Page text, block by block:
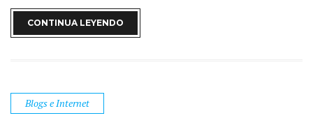
CONTINUA LEYENDO
Blogs e Internet